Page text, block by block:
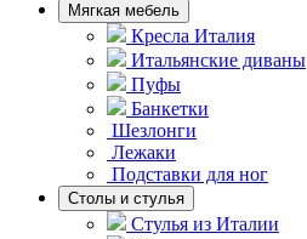
Мягкая мебель
Кресла Италия
Итальянские диваны
Пуфы
Банкетки
Шезлонги
Лежаки
Подставки для ног
Столы и стулья
Стулья из Италии